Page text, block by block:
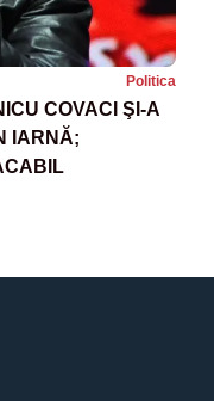
Politica
COVACI ŞI-A
IARNĂ;